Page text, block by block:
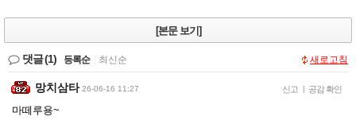
[본문 보기]
댓글(1) 등록순 최신순 새로고침
망치삼타 26-06-16 11:27 신고 | 공감 확인
마떼루용~